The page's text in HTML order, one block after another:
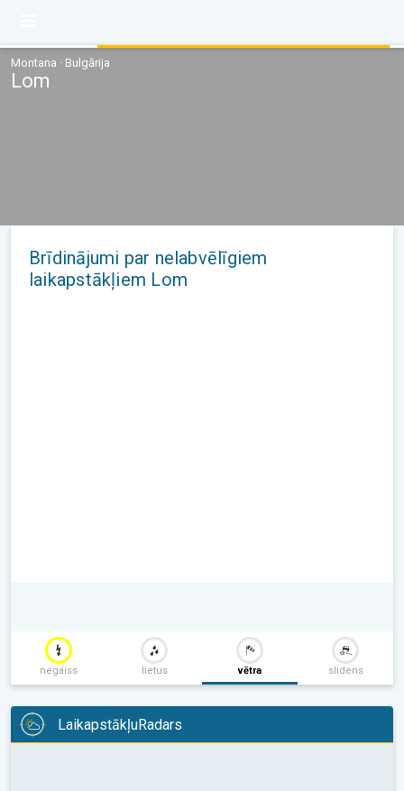
Montana · Bulgārija
Lom
Brīdinājumi par nelabvēlīgiem
laikapstākļiem Lom
negaiss lietus vētra slidens
LaikapstākļuRadars